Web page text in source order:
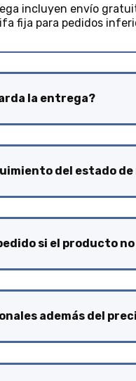
incluyen envío
fija para pedidos
la entrega?
del estado de
si el producto
además del